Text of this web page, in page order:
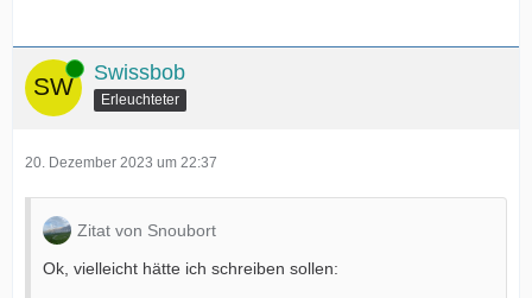
Online Swissbob
Erleuchteter
20. Dezember 2023 um 22:37
Zitat von Snoubort
Ok, vielleicht hätte ich schreiben sollen: